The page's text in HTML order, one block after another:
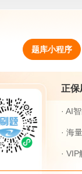
题库小程序
正保
· AI
· 海
·